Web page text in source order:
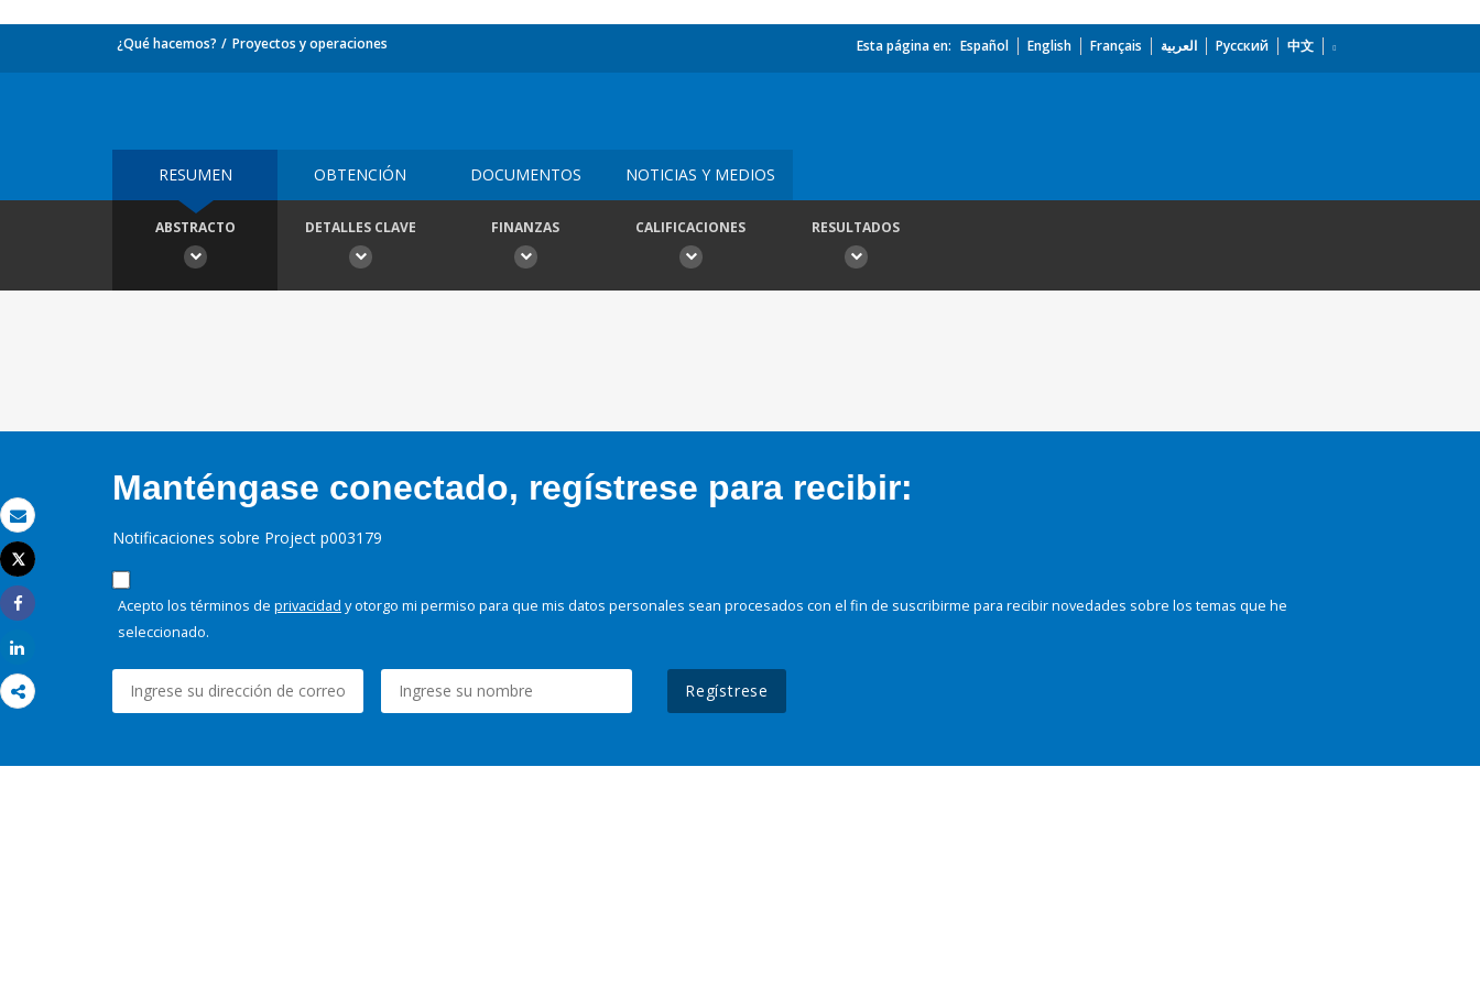
Correo electrónico
Imprimir
Tweet
Share
¿Qué hacemos? Proyectos y operaciones Esta página en: Español English Français العربية Русский 中文
RESUMEN OBTENCIÓN DOCUMENTOS NOTICIAS Y MEDIOS
ABSTRACTO DETALLES CLAVE FINANZAS CALIFICACIONES RESULTADOS
Manténgase conectado, regístrese para recibir:
Notificaciones sobre Project p003179
Acepto los términos de privacidad y otorgo mi permiso para que mis datos personales sean procesados con el fin de suscribirme para recibir novedades sobre los temas que he
seleccionado.
Regístrese